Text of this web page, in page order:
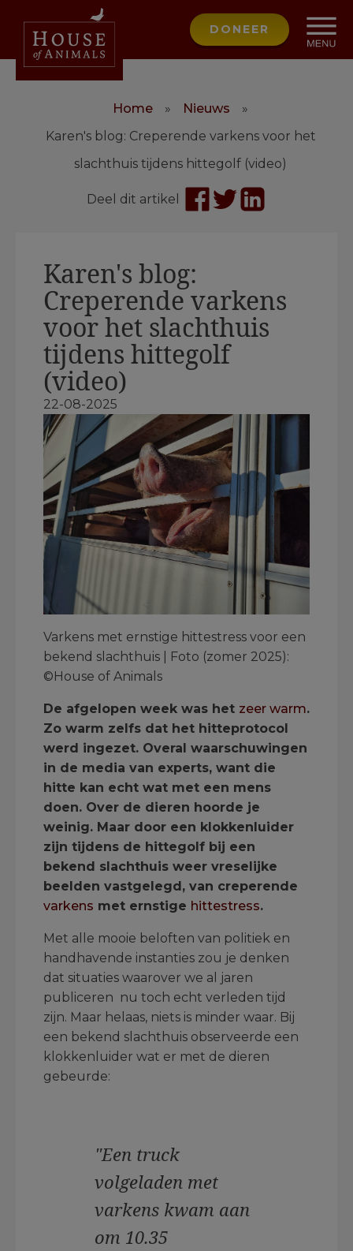
DONEER
Home » Nieuws
»
Karen's blog: Creperende varkens voor het
slachthuis tijdens hittegolf (video)
Deel dit artikel
Karen's blog:
Creperende varkens
voor het slachthuis
tijdens hittegolf
(video)
22-08-2025
Varkens met ernstige hittestress voor een
bekend slachthuis | Foto (zomer 2025):
©House of Animals
De afgelopen week was het zeer warm.
Zo warm zelfs dat het hitteprotocol
werd ingezet. Overal waarschuwingen
in de media van experts, want die
hitte kan echt wat met een mens
doen. Over de dieren hoorde je
weinig. Maar door een klokkenluider
zijn tijdens de hittegolf bij een
bekend slachthuis weer vreselijke
beelden vastgelegd, van creperende
varkens met ernstige hittestress.
Met alle mooie beloften van politiek en
handhavende instanties zou je denken
dat situaties waarover we al jaren
publiceren nu toch echt verleden tijd
zijn. Maar helaas, niets is minder waar. Bij
een bekend slachthuis observeerde een
klokkenluider wat er met de dieren
gebeurde:
"Een truck
volgeladen met
varkens kwam aan
om 10.35